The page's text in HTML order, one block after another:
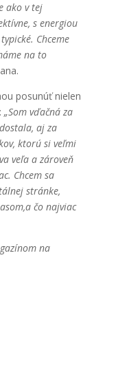
ako v tej
s energiou
Chceme
na to
posunúť nielen
„Som vďačná za
aj za
ktorú si veľmi
veľa a zároveň
Chcem sa
stránke,
,a čo najviac
na